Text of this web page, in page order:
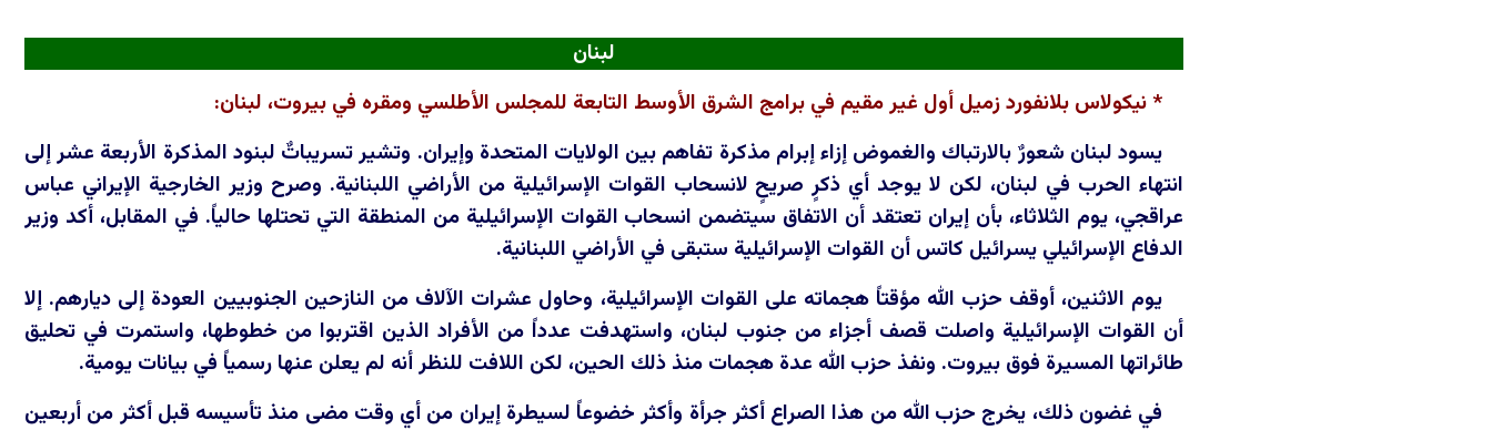
لبنان
* نيكولاس بلانفورد زميل أول غير مقيم في برامج الشرق الأوسط التابعة للمجلس الأطلسي ومقره في بيروت، لبنان:
يسود لبنان شعورٌ بالارتباك والغموض إزاء إبرام مذكرة تفاهم بين الولايات المتحدة وإيران. وتشير تسريباتٌ لبنود المذكرة الأربعة عشر إلى
انتهاء الحرب في لبنان، لكن لا يوجد أي ذكرٍ صريحٍ لانسحاب القوات الإسرائيلية من الأراضي اللبنانية. وصرح وزير الخارجية الإيراني عباس
عراقجي، يوم الثلاثاء، بأن إيران تعتقد أن الاتفاق سيتضمن انسحاب القوات الإسرائيلية من المنطقة التي تحتلها حالياً. في المقابل، أكد وزير
الدفاع الإسرائيلي يسرائيل كاتس أن القوات الإسرائيلية ستبقى في الأراضي اللبنانية.
يوم الاثنين، أوقف حزب الله مؤقتاً هجماته على القوات الإسرائيلية، وحاول عشرات الآلاف من النازحين الجنوبيين العودة إلى ديارهم. إلا
أن القوات الإسرائيلية واصلت قصف أجزاء من جنوب لبنان، واستهدفت عدداً من الأفراد الذين اقتربوا من خطوطها، واستمرت في تحليق
طائراتها المسيرة فوق بيروت. ونفذ حزب الله عدة هجمات منذ ذلك الحين، لكن اللافت للنظر أنه لم يعلن عنها رسمياً في بيانات يومية.
في غضون ذلك، يخرج حزب الله من هذا الصراع أكثر جرأة وأكثر خضوعاً لسيطرة إيران من أي وقت مضى منذ تأسيسه قبل أكثر من أربعين